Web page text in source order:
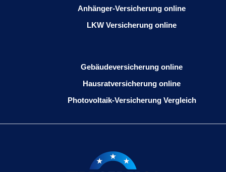
Anhänger-Versicherung online
LKW Versicherung online
Gebäudeversicherung online
Hausratversicherung online
Photovoltaik-Versicherung Vergleich